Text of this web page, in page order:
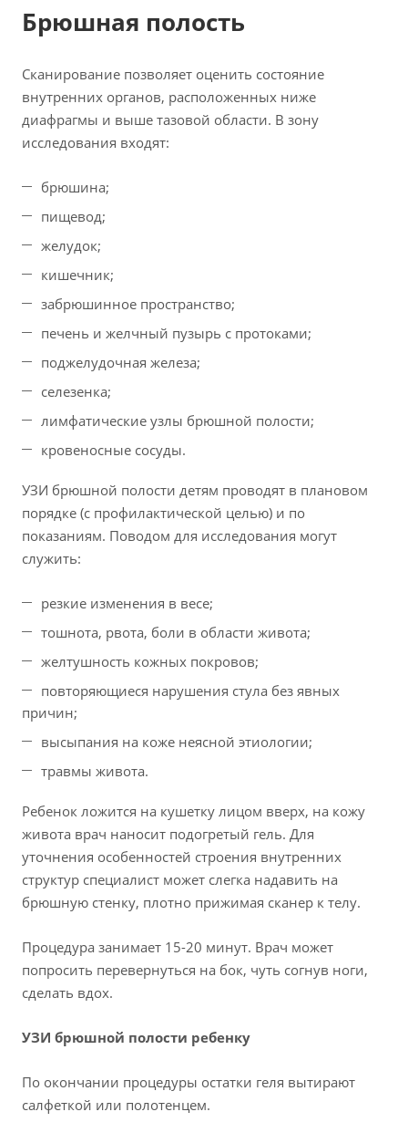
Брюшная полость
Сканирование позволяет оценить состояние
внутренних органов, расположенных ниже
диафрагмы и выше тазовой области. В зону
исследования входят:
брюшина;
пищевод;
желудок;
кишечник;
забрюшинное пространство;
печень и желчный пузырь с протоками;
поджелудочная железа;
селезенка;
лимфатические узлы брюшной полости;
кровеносные сосуды.
УЗИ брюшной полости детям проводят в плановом
порядке (с профилактической целью) и по
показаниям. Поводом для исследования могут
служить:
резкие изменения в весе;
тошнота, рвота, боли в области живота;
желтушность кожных покровов;
повторяющиеся нарушения стула без явных
причин;
высыпания на коже неясной этиологии;
травмы живота.
Ребенок ложится на кушетку лицом вверх, на кожу
живота врач наносит подогретый гель. Для
уточнения особенностей строения внутренних
структур специалист может слегка надавить на
брюшную стенку, плотно прижимая сканер к телу.
Процедура занимает 15-20 минут. Врач может
попросить перевернуться на бок, чуть согнув ноги,
сделать вдох.
УЗИ брюшной полости ребенку
По окончании процедуры остатки геля вытирают
салфеткой или полотенцем.